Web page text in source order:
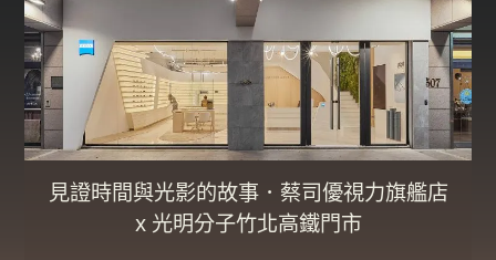
見證時間與光影的故事．蔡司優視力旗艦店
x 光明分子竹北高鐵門市